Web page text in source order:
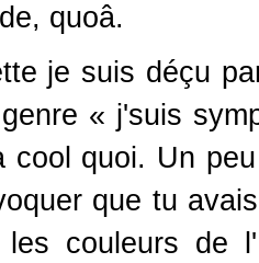
quoâ.
je suis déçu
« j'suis
cool quoi. Un
que tu
les couleurs de